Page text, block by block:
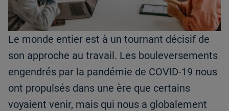
Le monde entier est à un tournant décisif de
son approche au travail. Les bouleversements
engendrés par la pandémie de COVID-19 nous
ont propulsés dans une ère que certains
voyaient venir, mais qui nous a globalement